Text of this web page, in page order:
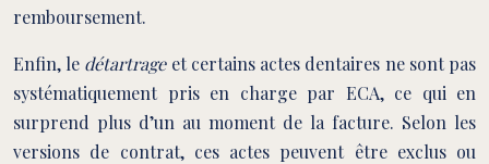
remboursement.
Enfin, le détartrageet certains actes dentaires ne sont pas
systématiquement pris en charge par ECA, ce qui en
surprend plus d’un au moment de la facture. Selon les
versions de contrat, ces actes peuvent être exclus ou